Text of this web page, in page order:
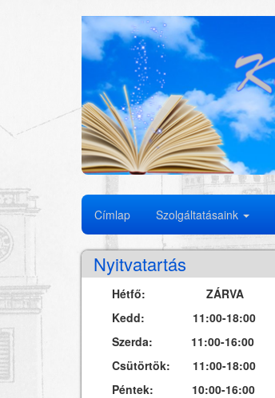
Fő
navigáció
Címlap Szolgáltatásaink
Nyitvatartás
Hétfő: ZÁRVA
Kedd: 11:00-18:00
Szerda: 11:00-16:00
Csütörtök: 11:00-18:00
Péntek: 10:00-16:00